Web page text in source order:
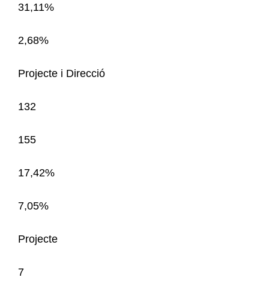
31,11%
2,68%
Projecte i Direcció
132
155
17,42%
7,05%
Projecte
7